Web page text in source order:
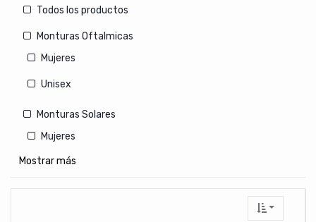
Todos los productos
Monturas Oftalmicas
Mujeres
Unisex
Monturas Solares
Mujeres
Hombres
Unisex
Mostrar más